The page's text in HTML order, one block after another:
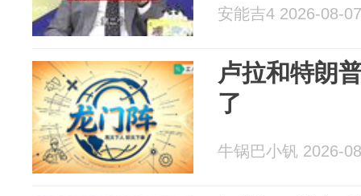
安能吉4 2026-08-07
卢拉和特朗
了
牛锅巴小钒 2026-